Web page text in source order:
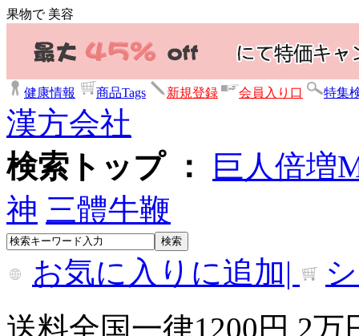
果物で 美容
健康情報 商品Tags 新規登録 会員入り口 特集
漢方会社
検索トップ ：
巨人倍増
神 三體牛鞭
お気に入りに追加|
送料全国一律1200円 2